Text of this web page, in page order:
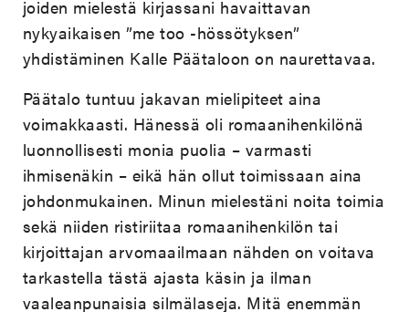
joiden mielestä kirjassani havaittavan
nykyaikaisen ”me too -hössötyksen”
yhdistäminen Kalle Päätaloon on naurettavaa.
Päätalo tuntuu jakavan mielipiteet aina
voimakkaasti. Hänessä oli romaanihenkilönä
luonnollisesti monia puolia – varmasti
ihmisenäkin – eikä hän ollut toimissaan aina
johdonmukainen. Minun mielestäni noita toimia
sekä niiden ristiriitaa romaanihenkilön tai
kirjoittajan arvomaailmaan nähden on voitava
tarkastella tästä ajasta käsin ja ilman
vaaleanpunaisia silmälaseja. Mitä enemmän